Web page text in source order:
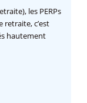
les PERPs
c’est
hautement